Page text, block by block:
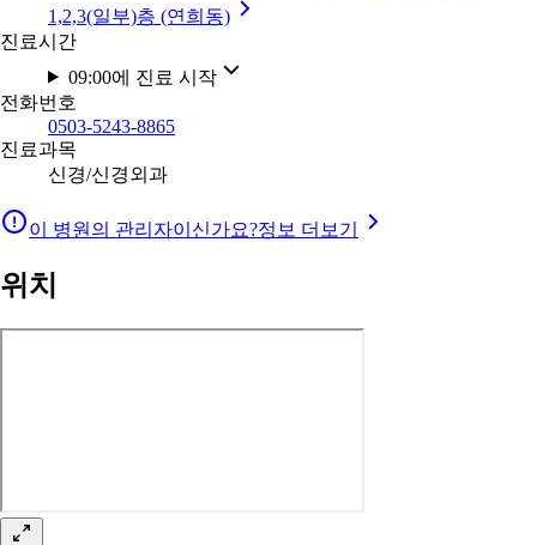
1,2,3(일부)층 (연희동)
진료시간
09:00에 진료 시작
전화번호
0503-5243-8865
진료과목
신경/신경외과
이 병원의 관리자이신가요?정보 더보기
위치